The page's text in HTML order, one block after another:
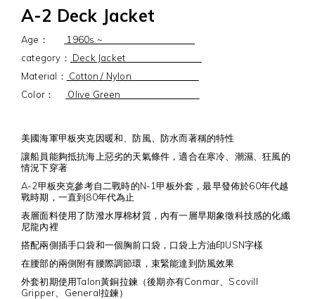
A-2 Deck Jacket
Age：
1960s ~
category： Deck Jacket
Material： Cotton / Nylon
Color：
Olive Green
美國海軍甲板夾克因暖和、防風、防水而著稱的特性
讓船員能夠抵抗海上惡劣的天氣條件，適合在寒冷、潮濕、狂風的
情況下穿著
A-2甲板夾克參考自二戰時的N-1甲板外套，最早發佈於60年代越
戰時期，一直到80年代為止
表層面料使用了防潑水厚棉材質，內有一層早期象徵科技感的化纖
尼龍內裡
搭配兩側插手口袋和一個胸前口袋，口袋上方油印USN字樣
在腰部的兩側附有腰際調節環，束緊能達到防風效果
外套初期使用Talon黃銅拉鍊（後期亦有Conmar、Scovill
Gripper、General拉鍊）